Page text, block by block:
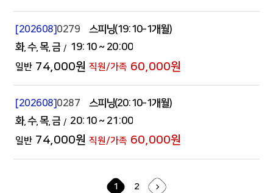
[202608]0279
스피닝(19:10-1개월)
화 수 목 금 19:10 ~ 20:00
74,000원 60,000원
[202608]0287
스피닝(20:10-1개월)
화 수 목 금 20:10 ~ 21:00
74,000원 60,000원
1 2